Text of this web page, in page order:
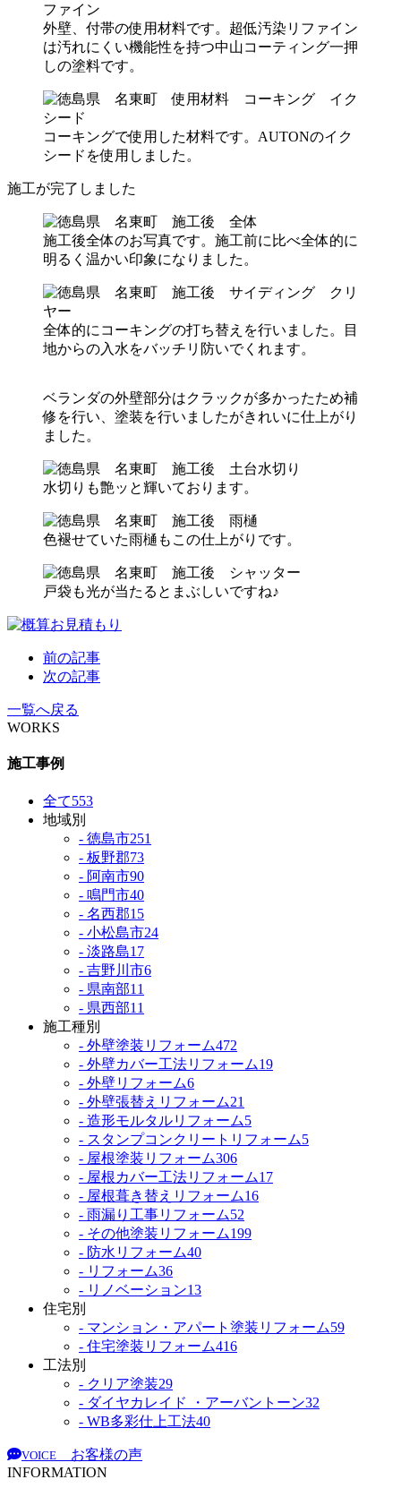
外壁、付帯の使用材料です。超低汚染リファイン
は汚れにくい機能性を持つ中山コーティング一押
しの塗料です。
コーキングで使用した材料です。AUTONのイク
シードを使用しました。
施工が完了しました
施工後全体のお写真です。施工前に比べ全体的に
明るく温かい印象になりました。
全体的にコーキングの打ち替えを行いました。目
地からの入水をバッチリ防いでくれます。
ベランダの外壁部分はクラックが多かったため補
修を行い、塗装を行いましたがきれいに仕上がり
ました。
水切りも艶ッと輝いております。
色褪せていた雨樋もこの仕上がりです。
戸袋も光が当たるとまぶしいですね♪
前の記事
次の記事
一覧へ戻る
WORKS
施工事例
全て553
地域別
- 徳島市251
- 板野郡73
- 阿南市90
- 鳴門市40
- 名西郡15
- 小松島市24
- 淡路島17
- 吉野川市6
- 県南部11
- 県西部11
施工種別
- 外壁塗装リフォーム472
- 外壁カバー工法リフォーム19
- 外壁リフォーム6
- 外壁張替えリフォーム21
- 造形モルタルリフォーム5
- スタンプコンクリートリフォーム5
- 屋根塗装リフォーム306
- 屋根カバー工法リフォーム17
- 屋根葺き替えリフォーム16
- 雨漏り工事リフォーム52
- その他塗装リフォーム199
- 防水リフォーム40
- リフォーム36
- リノベーション13
住宅別
- マンション・アパート塗装リフォーム59
- 住宅塗装リフォーム416
工法別
- クリア塗装29
- ダイヤカレイド ・アーバントーン32
- WB多彩仕上工法40
VOICE
お客様の声
INFORMATION